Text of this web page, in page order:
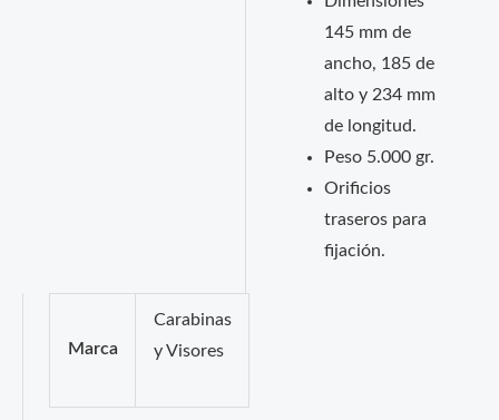
145 mm de
ancho, 185 de
alto y 234 mm
de longitud.
Peso 5.000 gr.
Orificios
traseros para
fijación.
Marca
Carabinas
y Visores